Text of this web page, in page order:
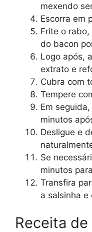
mexendo
Escorra em
Frite o
do bacon
Logo após,
extrato e
Cubra com
Tempere
Em
minutos
Desligue e
Se
minutos
Transfira
a salsinha e
Receita